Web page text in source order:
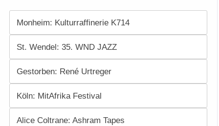
Monheim: Kulturraffinerie K714
St. Wendel: 35. WND JAZZ
Gestorben: René Urtreger
Köln: MitAfrika Festival
Alice Coltrane: Ashram Tapes